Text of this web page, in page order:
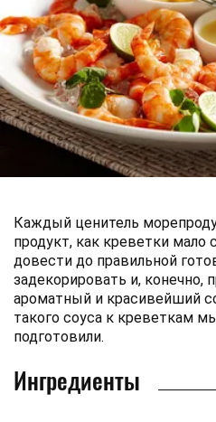
Каждый ценитель
продукт, как креветки
довести до правильной
задекорировать и, конечно,
ароматный и красивейший
такого соуса к креветкам
подготовили.
Ингредиенты